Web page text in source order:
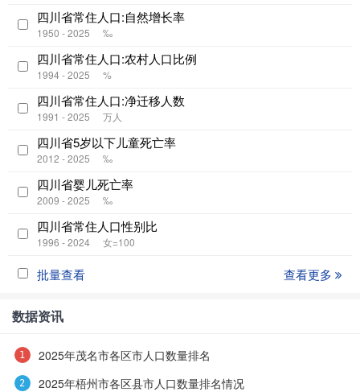
四川省常住人口:自然增长率
1950 - 2025 ‰
四川省常住人口:农村人口比例
1994 - 2025 %
四川省常住人口:净迁移人数
1991 - 2025 万人
四川省5岁以下儿童死亡率
2012 - 2025 ‰
四川省婴儿死亡率
2009 - 2025 ‰
四川省常住人口性别比
1996 - 2024 女=100
批量查看 查看更多
数据资讯
2025年茂名市各区市人口数量排名
2025年梧州市各区县市人口数量排名情况